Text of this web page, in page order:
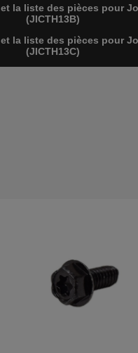
la liste des pièces pour
(JICTH13B)
la liste des pièces pour
(JICTH13C)
la liste des pièces pour
la liste des pièces pour
la liste des pièces pour
(JICT13D)
et la liste des pièces pour
(JICT13E)
et la liste des pièces pour